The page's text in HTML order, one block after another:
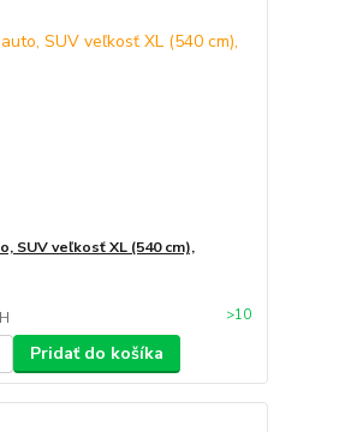
SUV veľkosť XL (540 cm),
>10
Pridať do košíka